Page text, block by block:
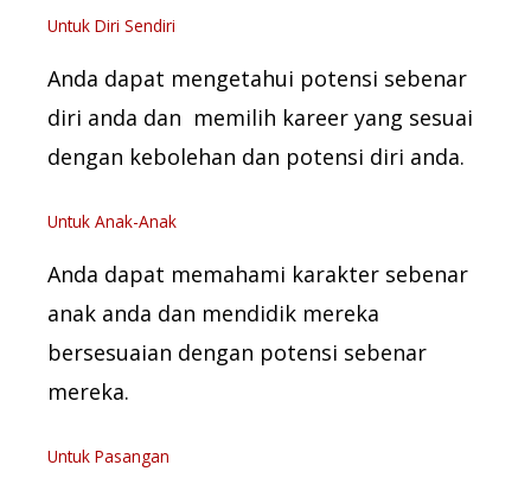
Untuk Diri Sendiri
Anda dapat mengetahui potensi sebenar
diri anda dan memilih kareer yang sesuai
dengan kebolehan dan potensi diri anda.
Untuk Anak-Anak
Anda dapat memahami karakter sebenar
anak anda dan mendidik mereka
bersesuaian dengan potensi sebenar
mereka.
Untuk Pasangan